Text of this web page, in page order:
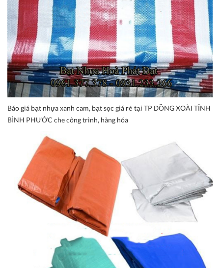
Báo giá bạt nhựa xanh cam, bạt sọc giá rẻ tại TP ĐỒNG XOÀI TỈNH
BÌNH PHƯỚC che công trình, hàng hóa